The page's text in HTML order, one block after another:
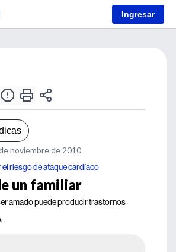
Ingresar
noviembre de 2010
el riesgo de ataque cardíaco
un familiar
amado puede producir trastornos